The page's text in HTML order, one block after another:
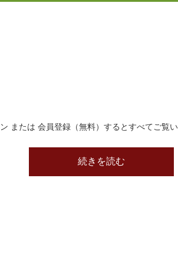
または 会員登録（無料）するとすべてご覧い
続きを読む